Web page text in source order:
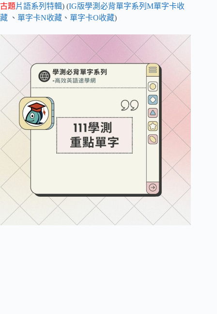
古題片語系列特輯) (IG版學測必背單字系列M單字卡收
藏 、 單字卡N收藏 、 單字卡O收藏)